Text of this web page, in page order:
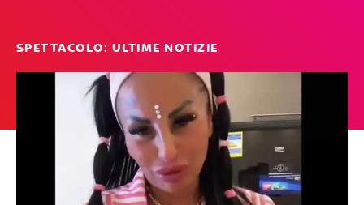
SPETTACOLO: ULTIME NOTIZIE